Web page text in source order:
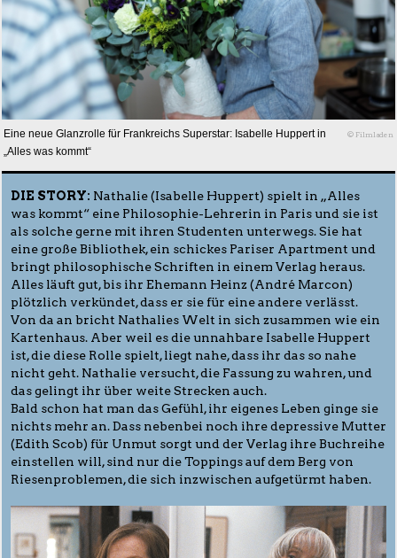
Eine neue Glanzrolle für Frankreichs Superstar: Isabelle Huppert in
„Alles was kommt“
© Filmladen
DIE STORY: Nathalie (Isabelle Huppert) spielt in „Alles
was kommt“ eine Philosophie-Lehrerin in Paris und sie ist
als solche gerne mit ihren Studenten unterwegs. Sie hat
eine große Bibliothek, ein schickes Pariser Apartment und
bringt philosophische Schriften in einem Verlag heraus.
Alles läuft gut, bis ihr Ehemann Heinz (André Marcon)
plötzlich verkündet, dass er sie für eine andere verlässt.
Von da an bricht Nathalies Welt in sich zusammen wie ein
Kartenhaus. Aber weil es die unnahbare Isabelle Huppert
ist, die diese Rolle spielt, liegt nahe, dass ihr das so nahe
nicht geht. Nathalie versucht, die Fassung zu wahren, und
das gelingt ihr über weite Strecken auch.
Bald schon hat man das Gefühl, ihr eigenes Leben ginge sie
nichts mehr an. Dass nebenbei noch ihre depressive Mutter
(Edith Scob) für Unmut sorgt und der Verlag ihre Buchreihe
einstellen will, sind nur die Toppings auf dem Berg von
Riesenproblemen, die sich inzwischen aufgetürmt haben.